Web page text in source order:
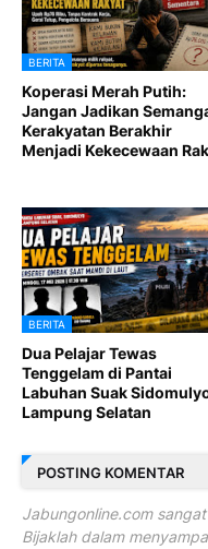
BERITA
Koperasi Merah Putih:
Jangan Jadikan
Kerakyatan Berakhir
Menjadi Kekecewaan
BERITA
Dua Pelajar Tewas
Tenggelam di Pantai
Labuhan Suak
Lampung Selatan
POSTING KOMENTAR
Jabungonline.com
Bijaklah dalam